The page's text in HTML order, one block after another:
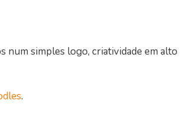
num simples logo, criatividade em alto
.